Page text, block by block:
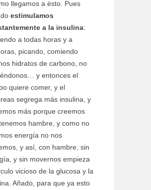
llegamos a ésto. Pues
estimulamos
a la insulina:
a todas horas y a
picando, comiendo
hidratos de carbono, no
y entonces el
quiere comer, y el
segrega más insulina, y
más porque creemos
hambre, y como no
energía no nos
y así, con hambre, sin
y sin movernos empieza
vicioso de la glucosa y la
Añado, para que ya esto